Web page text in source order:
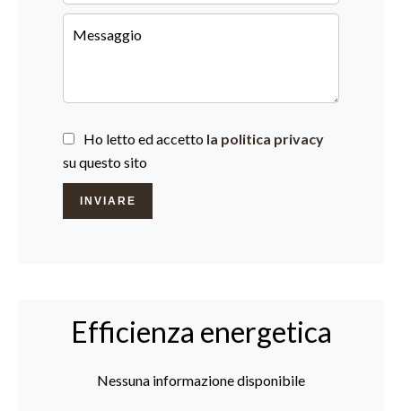
Ho letto ed accetto la politica privacy
su questo sito
INVIARE
Efficienza energetica
Nessuna informazione disponibile